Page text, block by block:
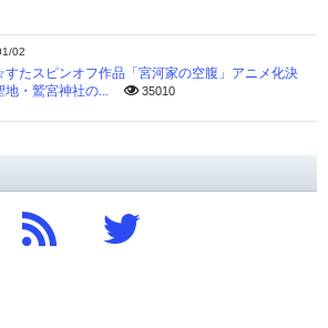
02
たスピンオフ作品「宮河家の空腹」アニメ化決
地・鷲宮神社の...
35010